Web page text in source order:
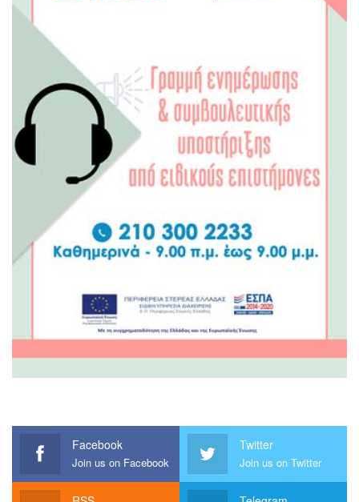
Facebook
Join us on Facebook
Twitter
Join us on Twitter